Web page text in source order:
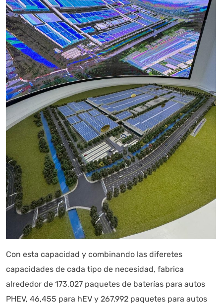
Con esta capacidad y combinando las diferetes
capacidades de cada tipo de necesidad, fabrica
alrededor de 173,027 paquetes de baterías para autos
PHEV, 46,455 para hEV y 267,992 paquetes para autos
Autoanalítica IA Agente Inteligente
Estoy aquí para encontrar lo que necesitas. ¿Qué estás
buscando? "Este asistente con IA (OpenAI) ofrece
información referencial que puede contener errores.
Asistente con IA en desarrollo. Autoanalítica optimiza
diariamente su exactitud."